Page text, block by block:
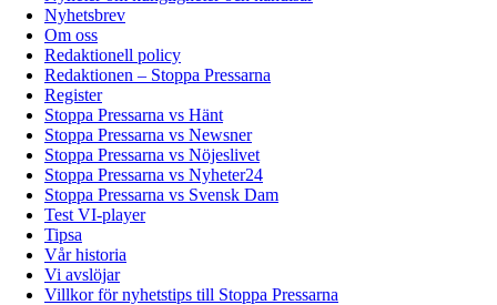
Nyhetsbrev
Om oss
Redaktionell policy
Redaktionen – Stoppa Pressarna
Register
Stoppa Pressarna vs Hänt
Stoppa Pressarna vs Newsner
Stoppa Pressarna vs Nöjeslivet
Stoppa Pressarna vs Nyheter24
Stoppa Pressarna vs Svensk Dam
Test VI-player
Tipsa
Vår historia
Vi avslöjar
Villkor för nyhetstips till Stoppa Pressarna